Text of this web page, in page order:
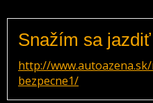
Snažím sa
http://
bezpecne1/